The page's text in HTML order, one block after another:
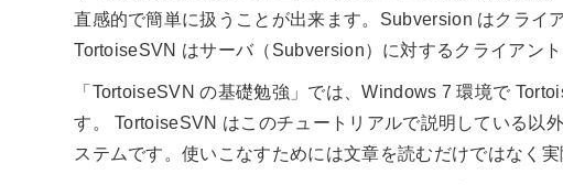
直感的で簡単に扱うことが出来ます。Subversion はクライ
TortoiseSVN はサーバ（Subversion）に対するクライアント
「TortoiseSVN の基礎勉強」では、Windows 7 環境で
す。 TortoiseSVN はこのチュートリアルで説明している以
ステムです。使いこなすためには文章を読むだけではなく